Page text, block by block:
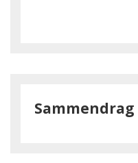
Sammendrag